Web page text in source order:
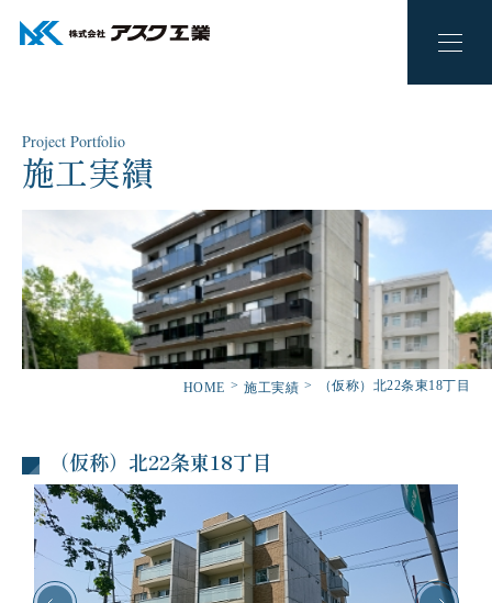
Project Portfolio
施工実績
HOME 施工実績 （仮称）北22条東18丁目
（仮称）北22条東18丁目